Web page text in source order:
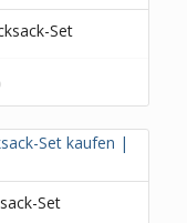
Set
Set